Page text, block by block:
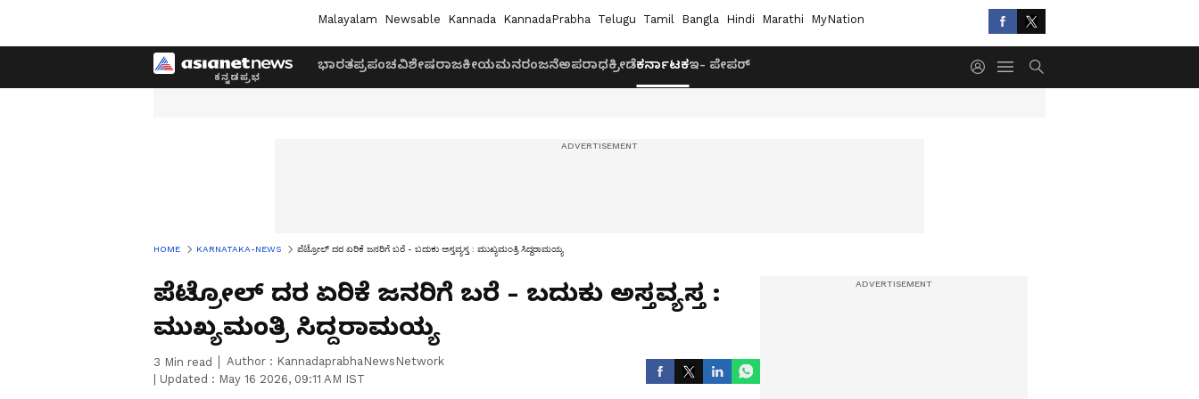
Malayalam Newsable Kannada KannadaPrabha Telugu Tamil Bangla Hindi Marathi MyNation
ಭಾರತಪ್ರಪಂಚವಿಶೇಷರಾಜಕೀಯಮನರಂಜನೆಅಪರಾಧಕ್ರೀಡೆಕರ್ನಾಟಕಇ- ಪೇಪರ್
HOME KARNATAKA-NEWS ಪೆಟ್ರೋಲ್‌ ದರ ಏರಿಕೆ ಜನರಿಗೆ ಬರೆ - ಬದುಕು ಅಸ್ತವ್ಯಸ್ತ : ಮುಖ್ಯಮಂತ್ರಿ ಸಿದ್ದರಾಮಯ್ಯ
ಪೆಟ್ರೋಲ್‌ ದರ ಏರಿಕೆ ಜನರಿಗೆ ಬರೆ - ಬದುಕು ಅಸ್ತವ್ಯಸ್ತ :
ಮುಖ್ಯಮಂತ್ರಿ ಸಿದ್ದರಾಮಯ್ಯ
3 Min read Author : KannadaprabhaNewsNetwork
Updated : May 16 2026, 09:11 AM IST